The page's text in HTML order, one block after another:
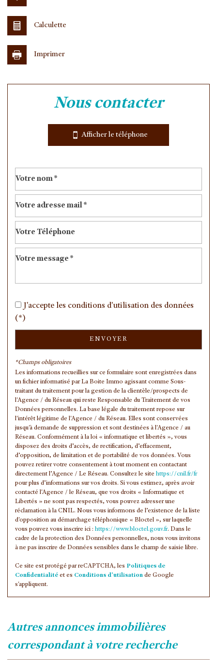
Bibliothèque
Bureau de poste
Mairie
Presse et Tabac
statistiques
Nombre d'habitants 8 251
Propriétaires (vs. locataires)
Habitants de moins de 25 ans 40,52 %
Habitants de 25 à 55 ans 35,30 %
Habitants de plus de 55 ans 24,19 %
Nombre d'enfants par famille
Familles sans enfant
Familles avec 1 ou 2 enfants
Maisons 47,65 %
Appartements 52,35 %
Familles avec 3 enfants
Calculette
Imprimer
nous contacter
Afficher le téléphone
J'accepte les conditions d'utilisation des données
(*)
ENVOYER
*Champs obligatoires
Les informations recueillies sur ce formulaire sont enregistrées dans
un fichier informatisé par La Boite Immo agissant comme Sous-
traitant du traitement pour la gestion de la clientèle/prospects de
l'Agence / du Réseau qui reste Responsable du Traitement de vos
Données personnelles. La base légale du traitement repose sur
l'intérêt légitime de l'Agence / du Réseau. Elles sont conservées
jusqu'à demande de suppression et sont destinées à l'Agence / au
Réseau. Conformément à la loi « informatique et libertés », vous
disposez des droits d’accès, de rectification, d’effacement,
d’opposition, de limitation et de portabilité de vos données. Vous
pouvez retirer votre consentement à tout moment en contactant
directement l’Agence / Le Réseau. Consultez le site https://cnil.fr/fr
pour plus d’informations sur vos droits. Si vous estimez, après avoir
contacté l'Agence / le Réseau, que vos droits « Informatique et
Libertés » ne sont pas respectés, vous pouvez adresser une
réclamation à la CNIL. Nous vous informons de l’existence de la liste
d'opposition au démarchage téléphonique « Bloctel », sur laquelle
vous pouvez vous inscrire ici : https://www.bloctel.gouv.fr. Dans le
cadre de la protection des Données personnelles, nous vous invitons
à ne pas inscrire de Données sensibles dans le champ de saisie libre.
Ce site est protégé par reCAPTCHA, les Politiques de
Confidentialité et es Conditions d'utilisation de Google
s'appliquent.
autres annonces immobilières
correspondant à votre recherche